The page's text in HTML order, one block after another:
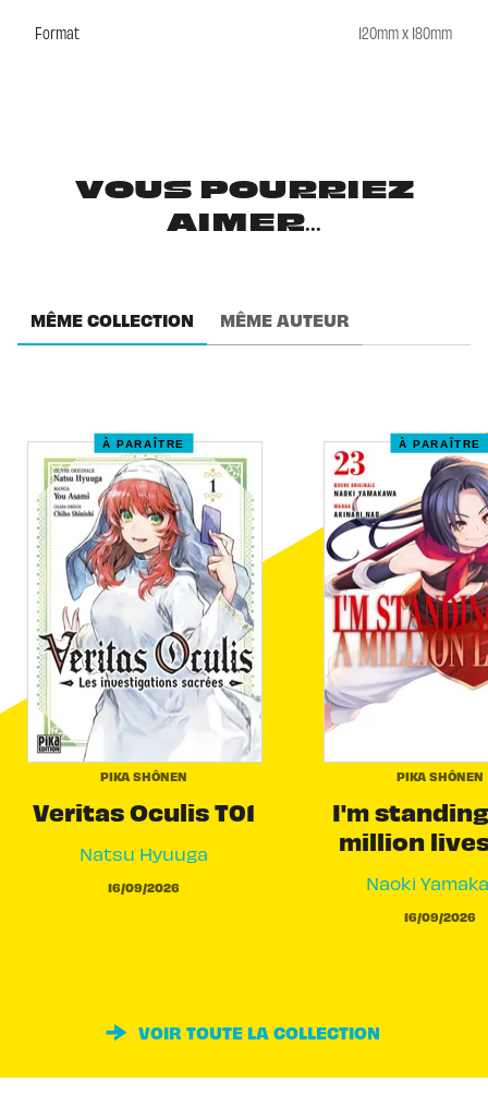
Format
120mm x 180mm
VOUS POURRIEZ
AIMER...
MÊME COLLECTION MÊME AUTEUR
À PARAÎTRE
PIKA SHÔNEN
Veritas Oculis T01
Natsu Hyuuga
16/09/2026
À PARAÎTRE
PIKA SHÔNEN
I'm
million
Naoki
16/09/2026
VOIR TOUTE LA COLLECTION